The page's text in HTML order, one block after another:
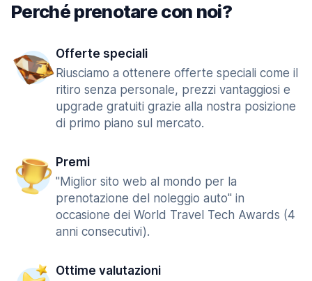
Perché prenotare con noi?
Offerte speciali
Riusciamo a ottenere offerte speciali come il
ritiro senza personale, prezzi vantaggiosi e
upgrade gratuiti grazie alla nostra posizione
di primo piano sul mercato.
Premi
"Miglior sito web al mondo per la
prenotazione del noleggio auto" in
occasione dei World Travel Tech Awards (4
anni consecutivi).
Ottime valutazioni